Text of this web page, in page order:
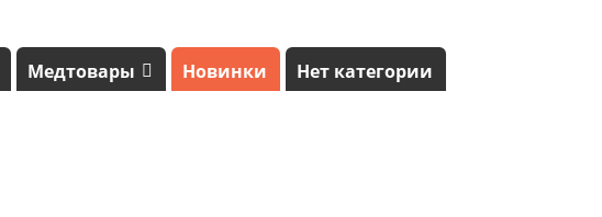
Медтовары Новинки Нет категории